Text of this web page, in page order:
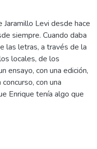
Jaramillo Levi desde hace
siempre. Cuando daba
las letras, a través de la
locales, de los
ensayo, con una edición,
con una
Enrique tenía algo que